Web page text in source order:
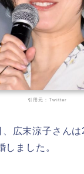
引用元：Twitter
広末涼子さん
しました。